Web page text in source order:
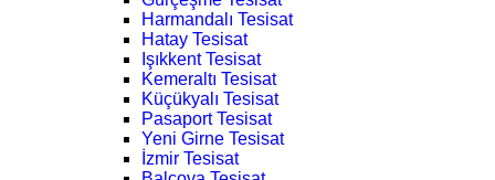
Harmandalı Tesisat
Hatay Tesisat
Işıkkent Tesisat
Kemeraltı Tesisat
Küçükyalı Tesisat
Pasaport Tesisat
Yeni Girne Tesisat
İzmir Tesisat